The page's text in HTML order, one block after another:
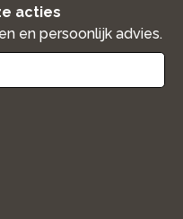
acties
en persoonlijk advies.